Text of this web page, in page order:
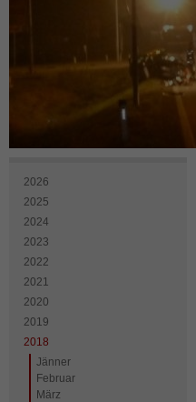
2026
2025
2024
2023
2022
2021
2020
2019
2018
Jänner
Februar
März